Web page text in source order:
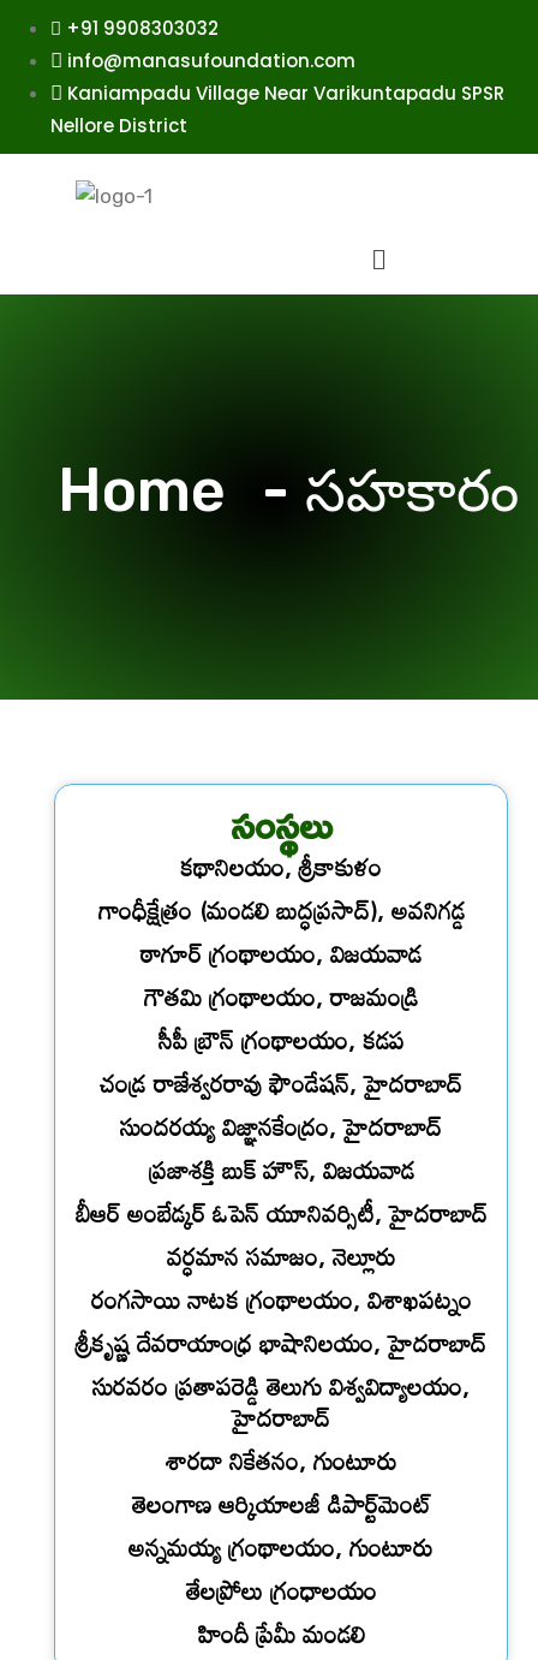
+91 9908303032
info@manasufoundation.com
Kaniampadu Village Near Varikuntapadu SPSR
Nellore District
Home సహకారం
సంస్థలు
కథానిలయం, శ్రీకాకుళం
గాంధీక్షేత్రం (మండలి బుద్ధప్రసాద్), అవనిగడ్డ
ఠాగూర్ గ్రంథాలయం, విజయవాడ
గౌతమి గ్రంథాలయం, రాజమండ్రి
సీపీ బ్రౌన్ గ్రంథాలయం, కడప
చండ్ర రాజేశ్వరరావు ఫౌండేషన్, హైదరాబాద్
సుందరయ్య విజ్ఞానకేంద్రం, హైదరాబాద్
ప్రజాశక్తి బుక్ హౌస్, విజయవాడ
బీఆర్ అంబేడ్కర్ ఓపెన్ యూనివర్సిటీ, హైదరాబాద్
వర్ధమాన సమాజం, నెల్లూరు
రంగసాయి నాటక గ్రంథాలయం, విశాఖపట్నం
శ్రీకృష్ణ దేవరాయాంధ్ర భాషానిలయం, హైదరాబాద్
సురవరం ప్రతాపరెడ్డి తెలుగు విశ్వవిద్యాలయం,
హైదరాబాద్
శారదా నికేతనం, గుంటూరు
తెలంగాణ ఆర్కియాలజీ డిపార్ట్‌మెంట్
అన్నమయ్య గ్రంథాలయం, గుంటూరు
తేలప్రోలు గ్రంధాలయం
హిందీ ప్రేమీ మండలి